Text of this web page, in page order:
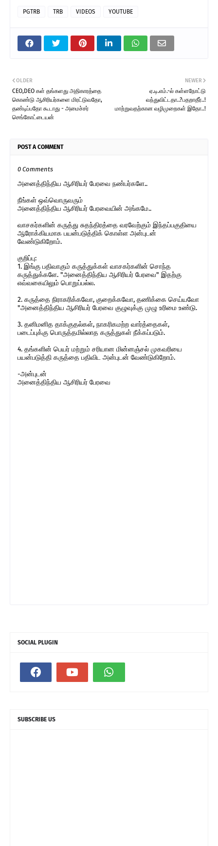
PGTRB TRB VIDEOS YOUTUBE
NEWER
ஏ.டி.எம்.-ல் கள்ளநோட்டு
வந்துவிட்டதா..?பதறாதீர்..!
மாற்றுவதற்கான வழிமுறைகள் இதோ..!
OLDER
CEO,DEO கள் தங்களது அதிகாரத்தை
கொண்டு ஆசிரியர்களை மிரட்டுவதோ,
தண்டிப்பதோ கூடாது - அமைச்சர்
செங்கோட்டையன்
POST A COMMENT
0 Comments
அனைத்திந்திய ஆசிரியர் பேரவை நண்பர்களே..
நீங்கள் ஒவ்வொருவரும்
அனைத்திந்திய ஆசிரியர் பேரவையின் அங்கமே..
வாசகர்களின் கருத்து சுதந்திரத்தை வரவேற்கும் இந்தப்பகுதியை
ஆரோக்கியமாக பயன்படுத்திக் கொள்ள அன்புடன்
வேண்டுகிறோம்.
குறிப்பு:
1. இங்கு பதிவாகும் கருத்துக்கள் வாசகர்களின் சொந்த
கருத்துக்களே. "அனைத்திந்திய ஆசிரியர் பேரவை" இதற்கு
எவ்வகையிலும் பொறுப்பல்ல.
2. கருத்தை நிராகரிக்கவோ, குறைக்கவோ, தணிக்கை செய்யவோ
"அனைத்திந்திய ஆசிரியர் பேரவை குழுவுக்கு முழு உரிமை உண்டு.
3. தனிமனித தாக்குதல்கள், நாகரிகமற்ற வார்த்தைகள்,
படைப்புக்கு பொருத்தமில்லாத கருத்துகள் நீக்கப்படும்.
4. தங்களின் பெயர் மற்றும் சரியான மின்னஞ்சல் முகவரியை
பயன்படுத்தி கருத்தை பதிவிட அன்புடன் வேண்டுகிறோம்.
-அன்புடன்
அனைத்திந்திய ஆசிரியர் பேரவை
SOCIAL PLUGIN
SUBSCRIBE US